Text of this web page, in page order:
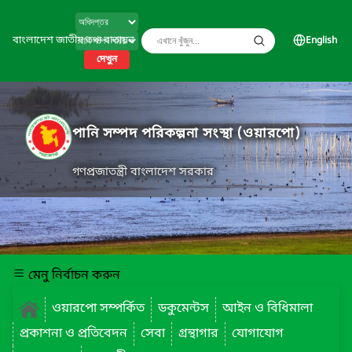
বাংলাদেশ জাতীয় তথ্য বাতায়ন
দেখুন
English
পানি সম্পদ পরিকল্পনা সংস্থা (ওয়ারপো)
গণপ্রজাতন্ত্রী বাংলাদেশ সরকার
মেনু নির্বাচন করুন
ওয়ারপো সম্পর্কিত
ডকুমেন্টস
আইন ও বিধিমালা
প্রকাশনা ও প্রতিবেদন
সেবা গ্রন্থাগার
যোগাযোগ